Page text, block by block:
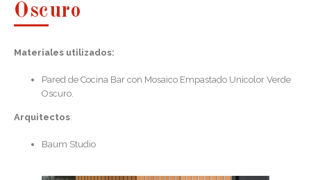
Oscuro
Materiales utilizados:
Pared de Cocina Bar con Mosaico Empastado Unicolor Verde
Oscuro.
Arquitectos:
Baum Studio